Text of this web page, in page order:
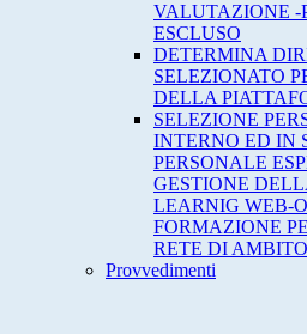
VALUTAZIONE -
ESCLUSO
DETERMINA
SELEZIONATO
DELLA
SELEZIONE
INTERNO ED IN
PERSONALE
GESTIONE
LEARNIG WEB-
FORMAZIONE
RETE DI AMBITO
Provvedimenti